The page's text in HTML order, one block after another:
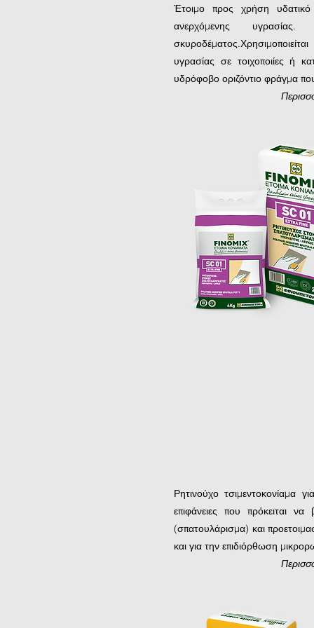
Έτοιμο προς χρήση υδατικό
ανερχόμενης
υγρασίας σε τοιχοποιίες ή
υδρόφοβο οριζόντιο φράγμα
Ρητινούχο τσιμεντοκονίαμα
επιφάνειες που πρόκειται
(σπατουλάρισμα) και
και για την επιδιόρθωση